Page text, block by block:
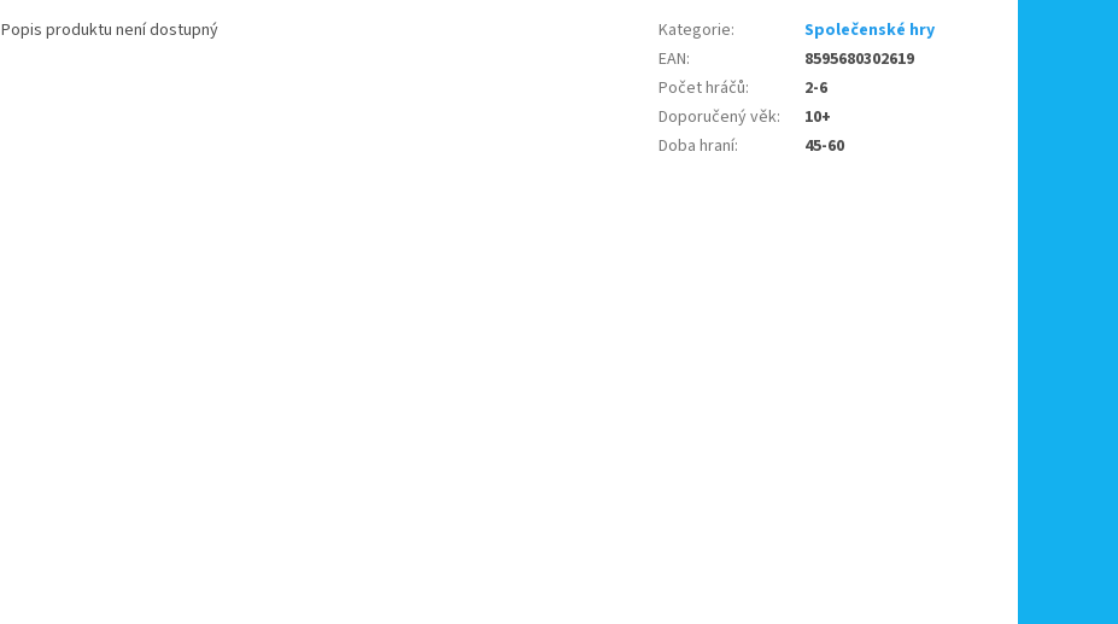
Popis produktu není dostupný Kategorie:
Společenské hry
EAN:
8595680302619
Počet hráčů:
2-6
Doporučený věk:
10+
Doba hraní: 45-60